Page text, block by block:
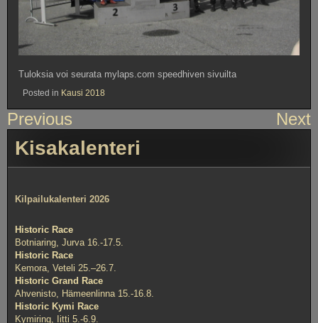
Tuloksia voi seurata mylaps.com speedhiven sivuilta
Posted in Kausi 2018
Artikkelien
selaus
Previous Next
Kisakalenteri
Kilpailukalenteri 2026
Historic Race
Botniaring, Jurva 16.-17.5.
Historic Race
Kemora, Veteli 25.–26.7.
Historic Grand Race
Ahvenisto, Hämeenlinna 15.-16.8.
Historic Kymi Race
Kymiring, Iitti 5.-6.9.